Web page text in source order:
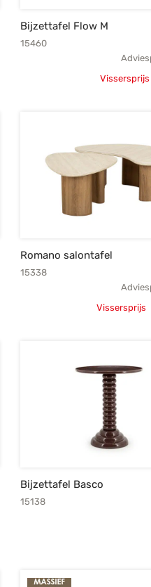
Bijzettafel Flow M
15460
Vissersprijs
Romano salontafel
15338
Vissersprijs
Bijzettafel Basco
15138